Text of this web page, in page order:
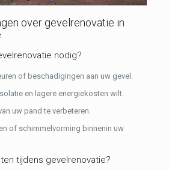
over gevelrenovatie in
nodig?
of beschadigingen aan uw gevel.
en lagere energiekosten wilt.
uw pand te verbeteren.
of schimmelvorming binnenin uw
tijdens gevelrenovatie?